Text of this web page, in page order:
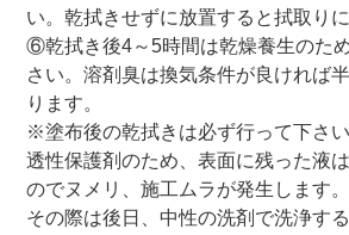
い。乾拭きせずに放置すると拭取り
⑥乾拭き後4～5時間は乾燥養生のた
さい。溶剤臭は換気条件が良ければ
ります。
※塗布後の乾拭きは必ず行って下さ
透性保護剤のため、表面に残った液
のでヌメリ、施工ムラが発生します
その際は後日、中性の洗剤で洗浄す